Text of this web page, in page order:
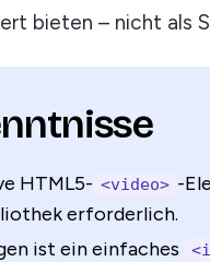
bieten – nicht als
HTML5- <video> -
erforderlich.
ist ein einfaches